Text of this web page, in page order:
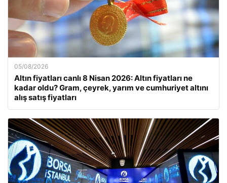
05/08/2026
Altın fiyatları canlı 8 Nisan 2026: Altın fiyatları ne
kadar oldu? Gram, çeyrek, yarım ve cumhuriyet altını
alış satış fiyatları